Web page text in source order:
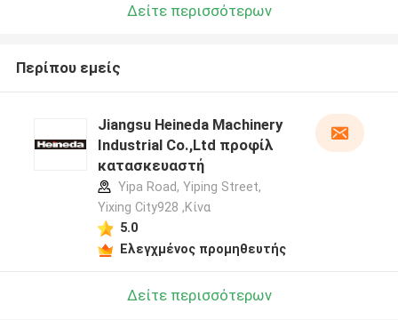
Δείτε περισσότερων
Περίπου εμείς
Jiangsu Heineda Machinery
Industrial Co.,Ltd προφίλ
κατασκευαστή
Yipa Road, Yiping Street,
Yixing City928 ,Κίνα
5.0
Ελεγχμένος προμηθευτής
Δείτε περισσότερων